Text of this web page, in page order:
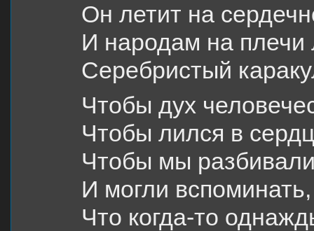
Он летит на
И народам на плечи
Серебристый
Чтобы дух
Чтобы лился в
Чтобы мы
И могли
Что когда-то